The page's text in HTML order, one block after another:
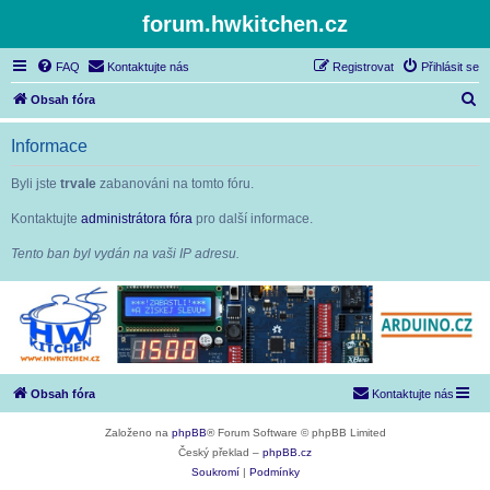
forum.hwkitchen.cz
FAQ Kontaktujte nás Přihlásit se
Registrovat
Obsah fóra
l
Informace
Byli jste trvale zabanováni na tomto fóru.
Kontaktujte administrátora fóra pro další informace.
Tento ban byl vydán na vaši IP adresu.
Obsah fóra Kontaktujte nás
Založeno na phpBB® Forum Software © phpBB Limited
Český překlad – phpBB.cz
Soukromí
Podmínky